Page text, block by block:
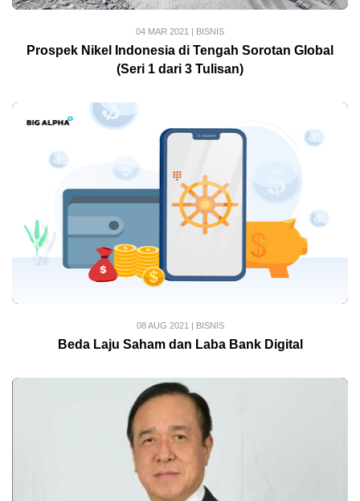
04 MAR 2021 | BISNIS
Prospek Nikel Indonesia di Tengah Sorotan Global
(Seri 1 dari 3 Tulisan)
08 AUG 2021 | BISNIS
Beda Laju Saham dan Laba Bank Digital